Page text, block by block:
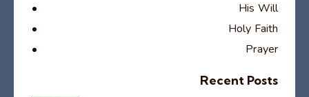
His Will
Holy Faith
Prayer
Recent Posts